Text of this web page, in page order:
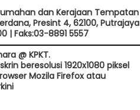
dan Kerajaan Tempatan
Presint 4, 62100, Putrajaya
| Faks:03-8891 5557
@ KPKT.
beresolusi 1920x1080 piksel
Mozila Firefox atau